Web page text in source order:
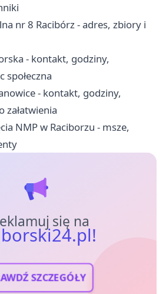
nr 8 Racibórz - adres, zbiory i
- kontakt, godziny,
społeczna
- kontakt, godziny,
załatwienia
NMP w Raciborzu - msze,
się na
SZCZEGÓŁY